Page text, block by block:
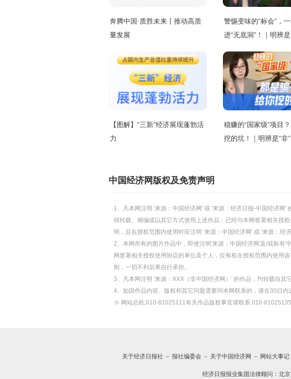
奔腾中国·质胜未来丨推动高质
量发展
警惕变味的“标会”，
进“无底洞”！｜明辨是
【图解】“三新”经济展现蓬勃活
力
稳赚的“国家级”项目
挖的坑！｜明辨是“非”
中国经济网版权及免责声明
1、凡本网注明 '来源：中国经济网' 或 '来源：经济日报-中国经济网
得转载、摘编或以其它方式使用上述作品；已经与本网签署相关授
明，且在授权范围内使用时应注明 '来源：中国经济网' 或 '来源：经
2、本网所有的图片作品中，即使注明'来源：中国经济网'及/或标有
网签署相关授权使用协议的单位及个人，仅有权在授权范围内使用
则，一切不利后果自行承担。
3、凡本网注明 '来源：XXX（非中国经济网）' 的作品，均转载自其
4、如因作品内容、版权和其它问题需要同本网联系的，请在30日内
※ 网站总机:010-81025111有关作品版权事宜请联系:010-
关于经济日报社 － 报社编委会 － 关于中国经济网 － 网站大事记
经济日报报业集团法律顾问： 北